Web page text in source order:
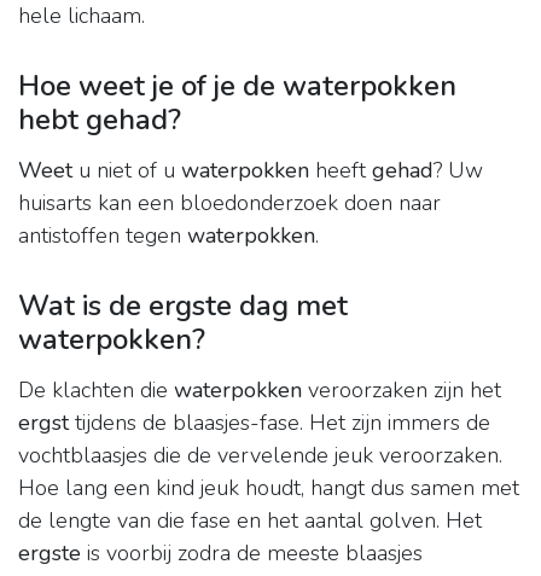
hele lichaam.
Hoe weet je of je de waterpokken
hebt gehad?
Weetu niet of u waterpokken heeftgehad? Uw
huisarts kan een bloedonderzoek doen naar
antistoffen tegen waterpokken.
Wat is de ergste dag met
waterpokken?
De klachten die waterpokken veroorzaken zijn het
ergsttijdens de blaasjes-fase. Het zijn immers de
vochtblaasjes die de vervelende jeuk veroorzaken.
Hoe lang een kind jeuk houdt, hangt dus samen met
de lengte van die fase en het aantal golven. Het
ergste is voorbij zodra de meeste blaasjes